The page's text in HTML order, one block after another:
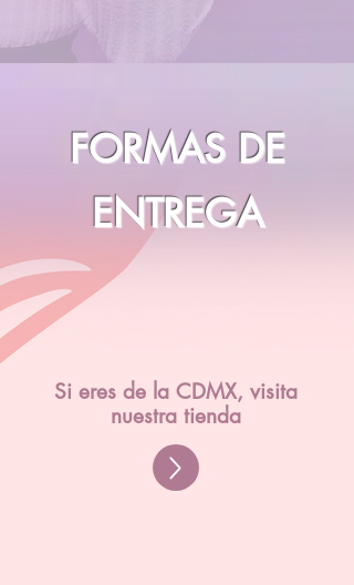
FORMAS DE
ENTREGA
Si eres de la CDMX, visita
nuestra tienda